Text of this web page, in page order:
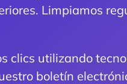
Limpiamos
clics utilizando
boletín